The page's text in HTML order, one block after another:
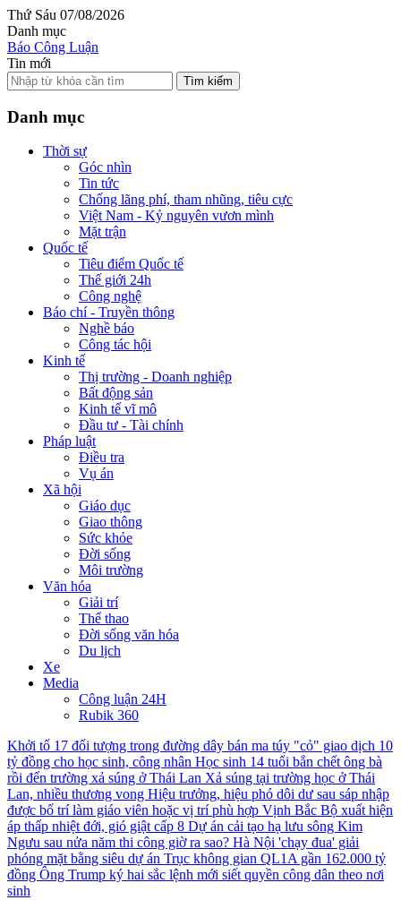
Thứ Sáu 07/08/2026
Danh mục
Báo Công Luận
Tin mới
Tìm kiếm
Danh mục
Thời sự
Góc nhìn
Tin tức
Chống lãng phí, tham nhũng, tiêu cực
Việt Nam - Kỷ nguyên vươn mình
Mặt trận
Quốc tế
Tiêu điểm Quốc tế
Thế giới 24h
Công nghệ
Báo chí - Truyền thông
Nghề báo
Công tác hội
Kinh tế
Thị trường - Doanh nghiệp
Bất động sản
Kinh tế vĩ mô
Đầu tư - Tài chính
Pháp luật
Điều tra
Vụ án
Xã hội
Giáo dục
Giao thông
Sức khỏe
Đời sống
Môi trường
Văn hóa
Giải trí
Thể thao
Đời sống văn hóa
Du lịch
Xe
Media
Công luận 24H
Rubik 360
Khởi tố 17 đối tượng trong đường dây bán ma túy "cỏ" giao dịch 10
tỷ đồng cho học sinh, công nhân Học sinh 14 tuổi bắn chết ông bà
rồi đến trường xả súng ở Thái Lan Xả súng tại trường học ở Thái
Lan, nhiều thương vong Hiệu trưởng, hiệu phó dôi dư sau sáp nhập
được bố trí làm giáo viên hoặc vị trí phù hợp Vịnh Bắc Bộ xuất hiện
áp thấp nhiệt đới, gió giật cấp 8 Dự án cải tạo hạ lưu sông Kim
Ngưu sau nửa năm thi công giờ ra sao? Hà Nội 'chạy đua' giải
phóng mặt bằng siêu dự án Trục không gian QL1A gần 162.000 tỷ
đồng Ông Trump ký hai sắc lệnh mới siết quyền công dân theo nơi
sinh